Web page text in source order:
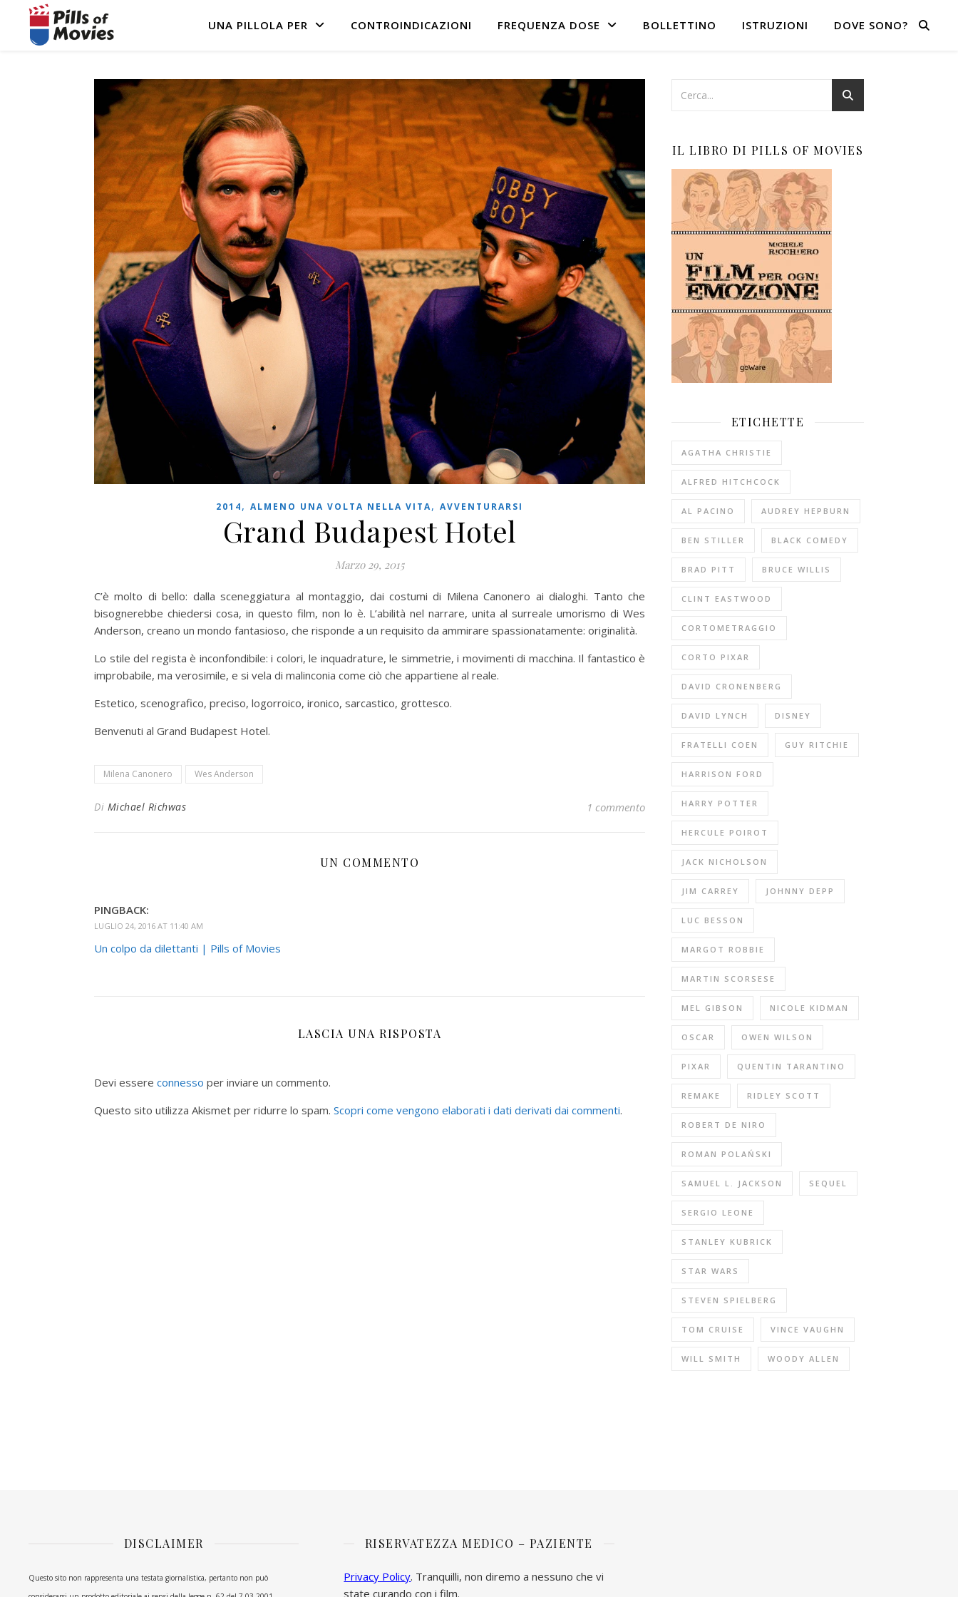
UNA PILLOLA PER CONTROINDICAZIONI FREQUENZA DOSE BOLLETTINO ISTRUZIONI DOVE SONO?
2014, ALMENO UNA VOLTA NELLA VITA, AVVENTURARSI
Grand Budapest Hotel
Marzo 29, 2015
C’è molto di bello: dalla sceneggiatura al montaggio, dai costumi di Milena Canonero ai dialoghi. Tanto che
bisognerebbe chiedersi cosa, in questo film, non lo è. L’abilità nel narrare, unita al surreale umorismo di Wes
Anderson, creano un mondo fantasioso, che risponde a un requisito da ammirare spassionatamente: originalità.
Lo stile del regista è inconfondibile: i colori, le inquadrature, le simmetrie, i movimenti di macchina. Il fantastico è
improbabile, ma verosimile, e si vela di malinconia come ciò che appartiene al reale.
Estetico, scenografico, preciso, logorroico, ironico, sarcastico, grottesco.
Benvenuti al Grand Budapest Hotel.
Milena Canonero Wes Anderson
Di Michael Richwas 1 commento
UN COMMENTO
PINGBACK:
LUGLIO 24, 2016 AT 11:40 AM
Un colpo da dilettanti | Pills of Movies
LASCIA UNA RISPOSTA
Devi essere connesso per inviare un commento.
Questo sito utilizza Akismet per ridurre lo spam. Scopri come vengono elaborati i dati derivati dai commenti.
IL LIBRO DI PILLS OF MOVIES
ETICHETTE
AGATHA CHRISTIE
ALFRED HITCHCOCK
AL PACINO AUDREY HEPBURN
BEN STILLER BLACK COMEDY
BRAD PITT BRUCE WILLIS
CLINT EASTWOOD
CORTOMETRAGGIO
CORTO PIXAR
DAVID CRONENBERG
DAVID LYNCH DISNEY
FRATELLI COEN GUY RITCHIE
HARRISON FORD
HARRY POTTER
HERCULE POIROT
JACK NICHOLSON
JIM CARREY JOHNNY DEPP
LUC BESSON
MARGOT ROBBIE
MARTIN SCORSESE
MEL GIBSON NICOLE KIDMAN
OSCAR OWEN WILSON
PIXAR QUENTIN TARANTINO
REMAKE RIDLEY SCOTT
ROBERT DE NIRO
ROMAN POLAŃSKI
SAMUEL L. JACKSON SEQUEL
SERGIO LEONE
STANLEY KUBRICK
STAR WARS
STEVEN SPIELBERG
TOM CRUISE VINCE VAUGHN
WILL SMITH WOODY ALLEN
DISCLAIMER
Questo sito non rappresenta una testata giornalistica, pertanto non può
RISERVATEZZA MEDICO – PAZIENTE
Privacy Policy. Tranquilli, non diremo a nessuno che vi
state curando con i film.